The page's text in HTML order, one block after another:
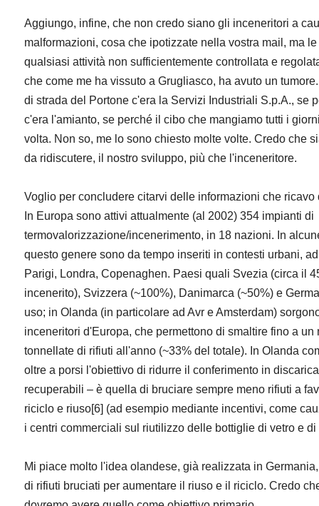
Aggiungo, infine, che non credo siano gli inceneritori a
malformazioni, cosa che ipotizzate nella vostra mail, ma
qualsiasi attività non sufficientemente controllata e
che come me ha vissuto a Grugliasco, ha avuto un
di strada del Portone c'era la Servizi Industriali S.p.A., se
c'era l'amianto, se perché il cibo che mangiamo tutti i
volta. Non so, me lo sono chiesto molte volte. Credo che
da ridiscutere, il nostro sviluppo, più che l'inceneritore.
Voglio per concludere citarvi delle informazioni che ricavo
In Europa sono attivi attualmente (al 2002) 354 impianti di
termovalorizzazione/incenerimento, in 18 nazioni. In
questo genere sono da tempo inseriti in contesti urbani,
Parigi, Londra, Copenaghen. Paesi quali Svezia (circa il
incenerito), Svizzera (~100%), Danimarca (~50%) e
uso; in Olanda (in particolare ad Avr e Amsterdam)
inceneritori d'Europa, che permettono di smaltire fino a un
tonnellate di rifiuti all'anno (~33% del totale). In Olanda
oltre a porsi l'obiettivo di ridurre il conferimento in
recuperabili – è quella di bruciare sempre meno rifiuti a
riciclo e riuso[6] (ad esempio mediante incentivi, come
i centri commerciali sul riutilizzo delle bottiglie di vetro e di
Mi piace molto l'idea olandese, già realizzata in
di rifiuti bruciati per aumentare il riuso e il riciclo. Credo